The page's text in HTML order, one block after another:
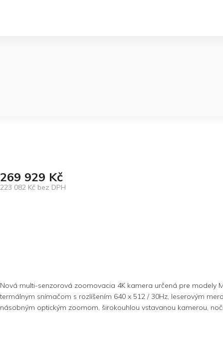
269 929 Kč
223 082 Kč bez DPH
Nová multi-senzorová zoomovacia 4K kamera určená pre modely
termálnym snímačom s rozlíšením 640 x 512 / 30Hz, leserovým
násobným optickým zoomom, širokouhlou vstavanou kamerou,